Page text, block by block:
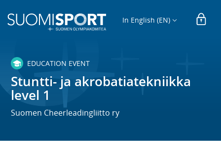
In English (EN)
EDUCATION EVENT
Stuntti- ja akrobatiatekniikka
level 1
Suomen Cheerleadingliitto ry